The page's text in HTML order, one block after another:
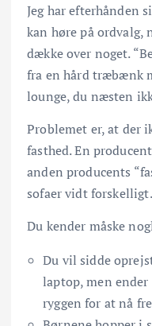
Jeg har efterhånden
kan høre på ordvalg,
dække over noget.
fra en hård træbænk
lounge, du næsten
Problemet er, at der
fasthed. En
anden producents
sofaer vidt forskelligt.
Du kender måske
Du vil sidde
laptop, men ender
ryggen for at nå